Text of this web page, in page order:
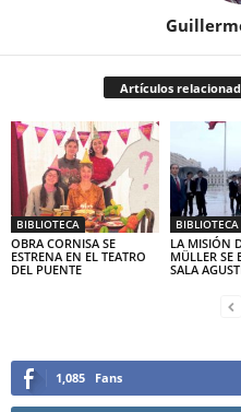
Artículos
BIBLIOTECA
OBRA CORNISA SE
ESTRENA EN EL TEATRO
DEL PUENTE
BIBLIOTECA
LA MISIÓN
MÜLLER SE
SALA
1,085 Fans